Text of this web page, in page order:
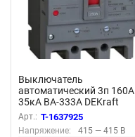
Выключатель
автоматический 3п 160А
35кА ВА-333А DEKraft
28121DEK
Арт.: T-1637925
Напряжение:
415 — 415 В